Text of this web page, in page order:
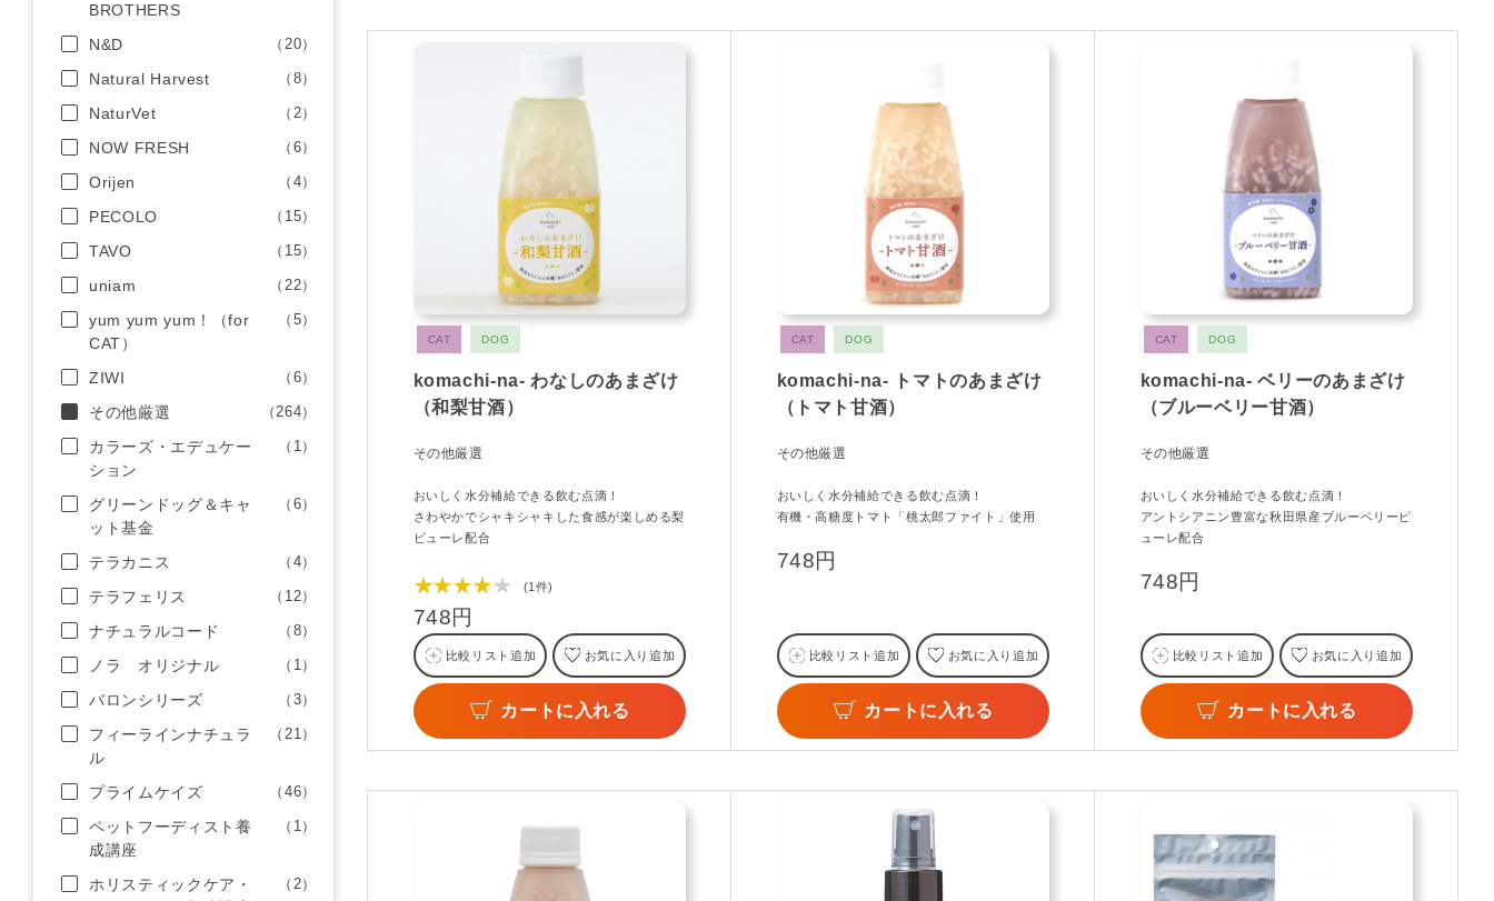
CAT DOG
komachi-na- わなしのあまざけ
（和梨甘酒）
その他厳選
おいしく水分補給できる飲む点滴！
さわやかでシャキシャキした食感が楽しめる梨
ピューレ配合
★★★★★ (1件)
748円
比較リスト追加 お気に入り追加
カートに入れる
CAT DOG
komachi-na- トマトのあまざけ
（トマト甘酒）
その他厳選
おいしく水分補給できる飲む点滴！
有機・高糖度トマト「桃太郎ファイト」使用
748円
比較リスト追加 お気に入り追加
カートに入れる
CAT DOG
komachi-na- ベリーのあまざけ
（ブルーベリー甘酒）
その他厳選
おいしく水分補給できる飲む点滴！
アントシアニン豊富な秋田県産ブルーベリーピ
ューレ配合
748円
比較リスト追加 お気に入り追加
カートに入れる
BROTHERS
N&D （20）
Natural Harvest （8）
NaturVet （2）
NOW FRESH （6）
Orijen （4）
PECOLO （15）
TAVO （15）
uniam （22）
yum yum yum！（for
CAT）
（5）
ZIWI （6）
その他厳選 （264）
カラーズ・エデュケー
ション
（1）
グリーンドッグ＆キャ
ット基金
（6）
テラカニス （4）
テラフェリス （12）
ナチュラルコード （8）
ノラ オリジナル （1）
バロンシリーズ （3）
フィーラインナチュラ
ル
（21）
プライムケイズ （46）
ペットフーディスト養
成講座
（1）
ホリスティックケア・
（2）